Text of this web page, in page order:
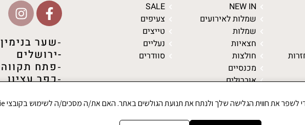
NEW IN
שמלות לאירועים
שמלות
חצאיות
חולצות
מכנסיים
אוברולים
SALE
צעיפים
טייצים
נעליים
סוודרים
-שער בנימין
-ירושלים
-פתח תקווה
-כפר עציון